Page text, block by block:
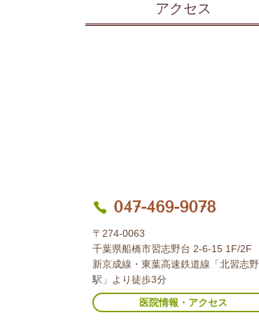
アクセス
047-469-9078
〒274-0063
千葉県船橋市習志野台 2-6-15 1F/2F
新京成線・東葉高速鉄道線「北習志野
駅」より徒歩3分
医院情報・アクセス